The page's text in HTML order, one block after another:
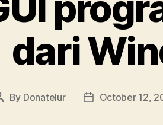
dari
By Donatelur
PostOctober 12,